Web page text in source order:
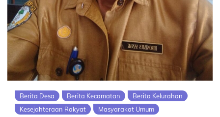
Berita Desa Berita Kecamatan
Berita Kelurahan
Kesejahteraan Rakyat
Masyarakat Umum